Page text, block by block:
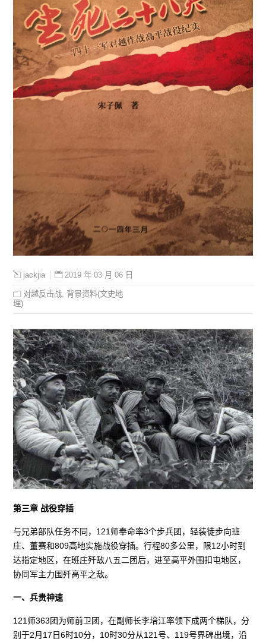
jackjia 2019 年 03 月 06 日
对越反击战, 背景资料(文史地
理)
第三章 战役穿插
与兄弟部队任务不同，121师奉命率3个步兵团，轻装徒步向班
庄、董赛和809高地实施战役穿插。行程80多公里，限12小时到
达指定地区，在班庄歼敌八五二团后，进至高平外围扣屯地区，
协同军主力围歼高平之敌。
一、兵贵神速
121师363团为师前卫团，在副师长李培江率领下成两个梯队，分
别于2月17日6时10分，10时30分从121号、119号界碑出境，沿